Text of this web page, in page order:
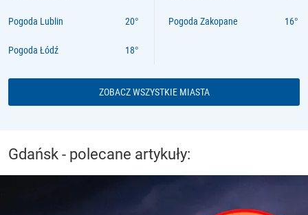
Pogoda Lublin
Pogoda Łódź
Pogoda Zakopane
ZOBACZ WSZYSTKIE MIASTA
Gdańsk - polecane artykuły: